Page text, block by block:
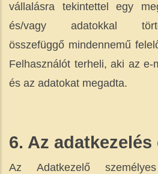
vállalásra tekintettel egy
és/vagy adatokkal
összefüggő mindennemű
Felhasználót terheli, aki az e-
és az adatokat megadta.
6. Az adatkezelés
Az Adatkezelő